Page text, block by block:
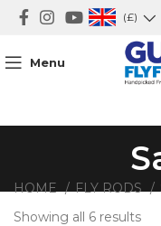
(£)
Menu
HOME FLY RODS
Showing all 6 results